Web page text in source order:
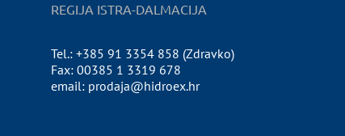
REGIJA ISTRA-DALMACIJA
Tel.: +385 91 3354 858 (Zdravko)
Fax: 00385 1 3319 678
email: prodaja@hidroex.hr